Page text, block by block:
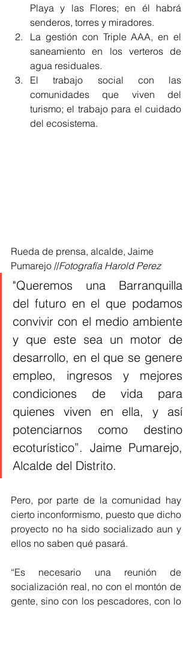
Playa y las Flores; en él habrá
senderos, torres y miradores.
La gestión con Triple AAA, en el
saneamiento en los verteros de
agua residuales.
El trabajo social con las
comunidades que viven del
turismo; el trabajo para el cuidado
del ecosistema.
Rueda de prensa, alcalde, Jaime
Pumarejo //Fotografía Harold Perez
"Queremos una Barranquilla
del futuro en el que podamos
convivir con el medio ambiente
y que este sea un motor de
desarrollo, en el que se genere
empleo, ingresos y mejores
condiciones de vida para
quienes viven en ella, y así
potenciarnos como destino
ecoturístico”. Jaime Pumarejo,
Alcalde del Distrito.
Pero, por parte de la comunidad hay
cierto inconformismo, puesto que dicho
proyecto no ha sido socializado aun y
ellos no saben qué pasará.
“Es necesario una reunión de
socialización real, no con el montón de
gente, sino con los pescadores, con lo